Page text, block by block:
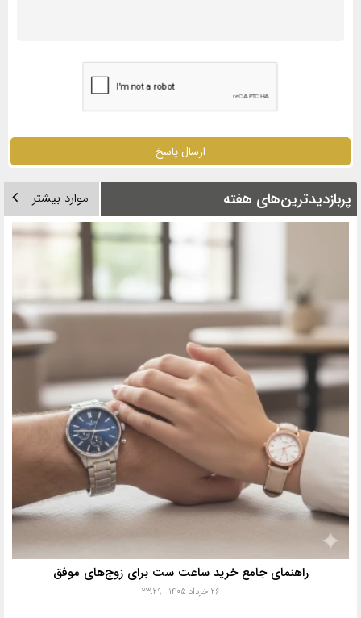
ارسال پاسخ
پربازدیدترین‌های هفته موارد بیشتر
راهنمای جامع خرید ساعت ست برای زوج‌های موفق
۲۶ خرداد ۱۴۰۵ - ۲۳:۲۹